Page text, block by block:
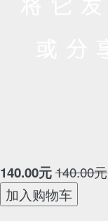
140.00元140.00元
加入购物车